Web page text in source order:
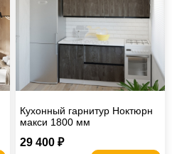
Кухонный гарнитур Ноктюрн
макси 1800 мм
29 400 ₽